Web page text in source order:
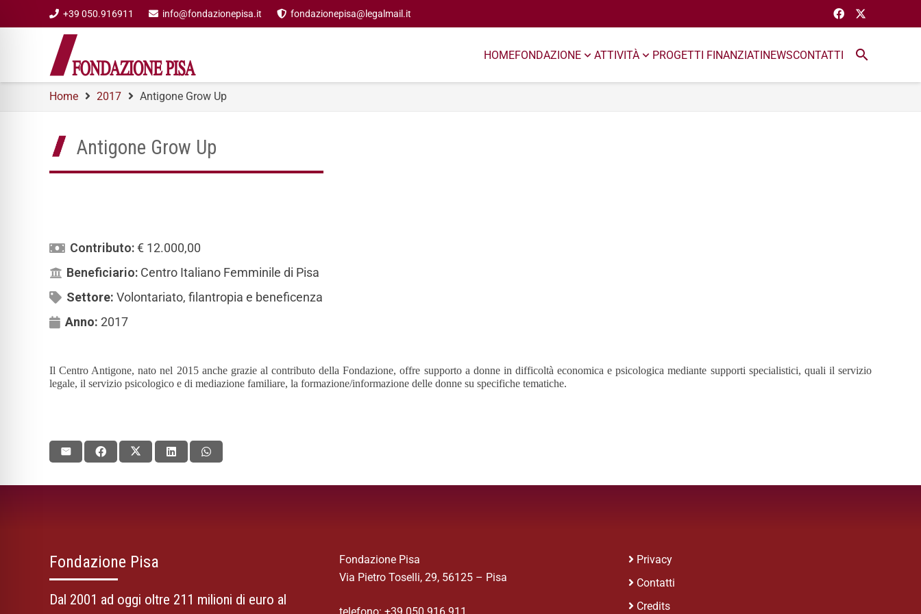
+39 050.916911 info@fondazionepisa.it fondazionepisa@legalmail.it
HOMEFONDAZIONE ATTIVITÀ PROGETTI FINANZIATINEWSCONTATTI search
Home 2017 Antigone Grow Up
Antigone Grow Up
Contributo:€ 12.000,00
Beneficiario: Centro Italiano Femminile di Pisa
Settore: Volontariato, filantropia e beneficenza
Anno: 2017
Il Centro Antigone, nato nel 2015 anche grazie al contributo della Fondazione, offre supporto a donne in difficoltà economica e psicologica mediante supporti specialistici, quali il servizio
legale, il servizio psicologico e di mediazione familiare, la formazione/informazione delle donne su specifiche tematiche.
Fondazione Pisa
Dal 2001 ad oggi oltre 211 milioni di euro al
Fondazione Pisa
Via Pietro Toselli, 29, 56125 – Pisa
Privacy
Contatti
Credits